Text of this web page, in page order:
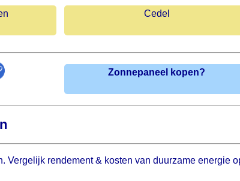
Cedel
Zonnepaneel kopen?
Vergelijk rendement & kosten van duurzame